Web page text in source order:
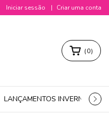
Iniciar sessão | Criar uma conta
(0)
LANÇAMENTOS INVERNO 26